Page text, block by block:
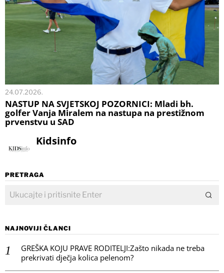
24.07.2026.
NASTUP NA SVJETSKOJ POZORNICI: Mladi bh.
golfer Vanja Miralem na nastupa na prestižnom
prvenstvu u SAD
Kidsinfo
PRETRAGA
NAJNOVIJI ČLANCI
GREŠKA KOJU PRAVE RODITELJI:Zašto nikada ne treba
prekrivati dječja kolica pelenom?